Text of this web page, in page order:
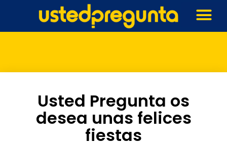
Usted Pregunta os
desea unas felices
fiestas